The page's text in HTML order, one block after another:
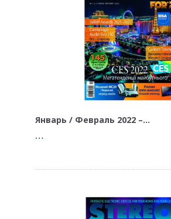
Январь / Февраль 2022 –…
…